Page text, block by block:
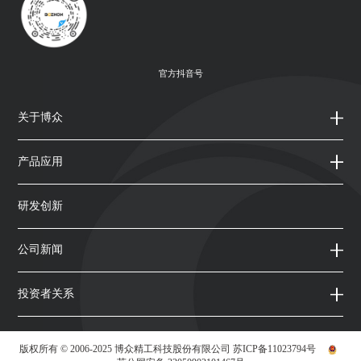
官方抖音号
关于博众
产品应用
研发创新
公司新闻
投资者关系
版权所有 © 2006-2025 博众精工科技股份有限公司 苏ICP备11023794号